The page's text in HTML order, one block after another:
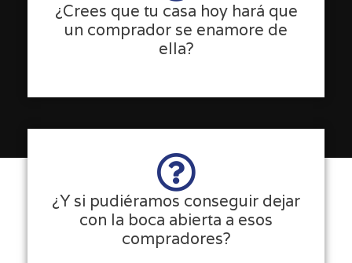
¿Crees que tu casa hoy hará que
un comprador se enamore de
ella?
¿Y si pudiéramos conseguir dejar
con la boca abierta a esos
compradores?